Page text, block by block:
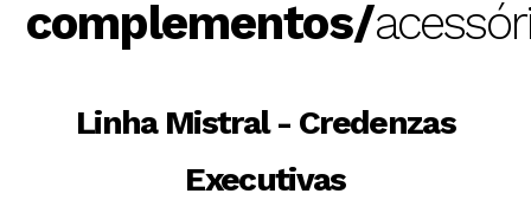
complementos/
Linha Mistral - Credenzas
Executivas